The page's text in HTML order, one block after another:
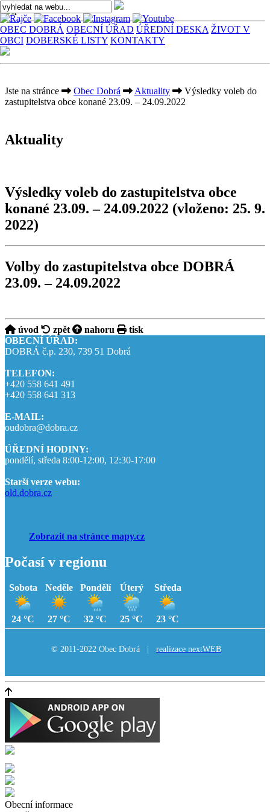
OBEC DOBRÁ OBECNÍ ÚŘAD ÚŘEDNÍ DESKA ŽIVOT V
OBCI DOBERSKÉ LISTY KONTAKTY
Jste na stránce Obec Dobrá Aktuality
Výsledky voleb do
zastupitelstva obce konané 23.09. – 24.09.2022
Aktuality
Výsledky voleb do zastupitelstva obce
konané 23.09. – 24.09.2022 (vloženo: 25. 9.
2022)
Volby do zastupitelstva obce DOBRÁ
23.09. – 24.09.2022
úvod zpět nahoru
tisk
OBECNÍ ÚŘAD:
DOBRÁ č.p. 230, 739 51 Dobrá
TELEFON:
+420 558 641 491
+420 558 641 313
E-MAIL:
oudobra@dobra.cz
ÚŘEDNÍ HODINY:
pondělí, středa 8:00-12:00, 12:30-17:00
Starší verze webu:
old.dobra.cz
Zobrazit na stránce mapy.cz
Počasí v regionu
Sobota
24 °C
Neděle
27 °C
Pondělí
32 °C
Úterý
25 °C
Středa
23 °C
© 2011-2022 Obec Dobrá | realizace nextWEB
Obecní informace